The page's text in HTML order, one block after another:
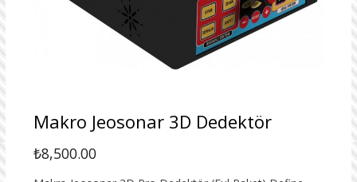
Makro Jeosonar 3D Dedektör
₺8,500.00